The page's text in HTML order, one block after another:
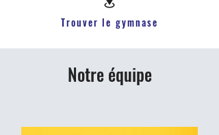
Trouver le gymnase
Notre équipe